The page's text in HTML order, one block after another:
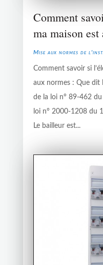
Comment
ma maison est
Mise aux normes de
Comment savoir si
aux normes : Que dit
de la loi n° 89-462
loi n° 2000-1208 du
Le bailleur est...